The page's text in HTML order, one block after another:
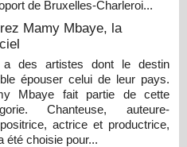
de Bruxelles-Charleroi...
Mamy Mbaye, la
des artistes dont le destin
épouser celui de leur pays.
Mbaye fait partie de cette
Chanteuse, auteure-
actrice et productrice,
été choisie pour...